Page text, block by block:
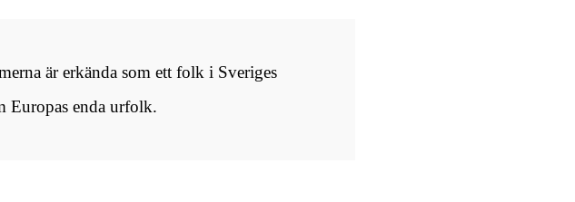
är erkända som ett folk i Sveriges
Europas enda urfolk.